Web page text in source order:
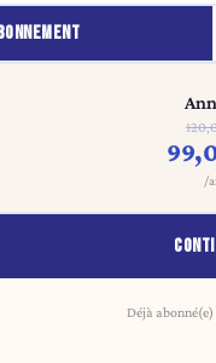
/
Déjà abonné(e)